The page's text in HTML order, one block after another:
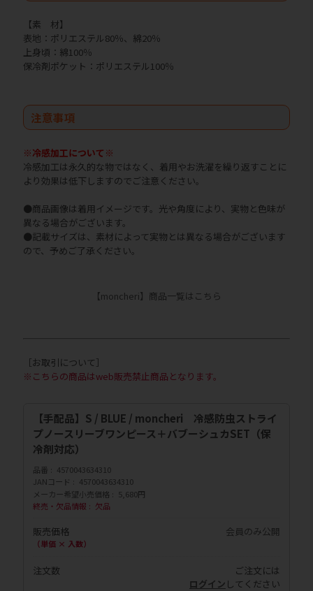
【素 材】
表地：ポリエステル80％、綿20％
上身頃：綿100％
保冷剤ポケット：ポリエステル100％
注意事項
※冷感加工について※
冷感加工は永久的な物ではなく、着用やお洗濯を繰り返すことに
より効果は低下しますのでご注意ください。
●商品画像は着用イメージです。光や角度により、実物と色味が
異なる場合がございます。
●記載サイズは、素材によって実物とは異なる場合がございます
ので、予めご了承ください。
【moncheri】商品一覧はこちら
［お取引について］
※こちらの商品はweb販売禁止商品となります。
【手配品】S / BLUE / moncheri 冷感防虫ストライ
プノースリーブワンピース＋バブーシュカSET（保
冷剤対応）
品番
4570043634310
JANコード
4570043634310
メーカー希望小売価格
5,680円
終売・欠品情報
欠品
販売価格
（単価 × 入数）
会員のみ公開
注文数
ご注文には
ログイン してください